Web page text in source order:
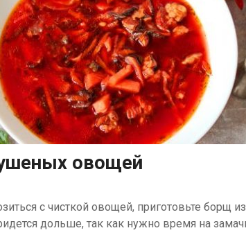
овощей
с чисткой овощей, приготовьте борщ
дольше, так как нужно время на